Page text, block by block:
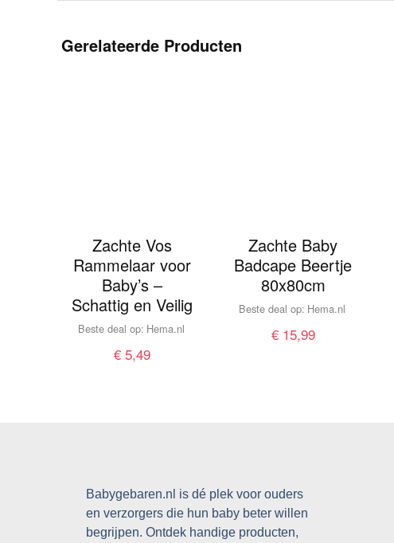
Gerelateerde Producten
Zachte Vos
Rammelaar voor
Baby’s –
Schattig en Veilig
Beste deal op: hema.nl
€ 5,49
Zachte Baby
Badcape Beertje
80x80cm
Beste deal op: hema.nl
€15,99
Babygebaren.nl is dé plek voor ouders
en verzorgers die hun baby beter willen
begrijpen. Ontdek handige producten,